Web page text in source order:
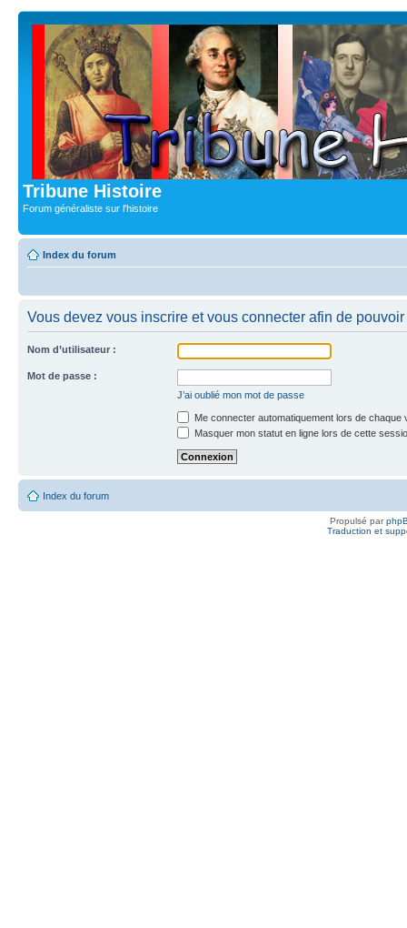
Tribune Histoire
Forum généraliste sur l'histoire
Index du forum
Vous devez vous inscrire et vous connecter afin de
Nom d’utilisateur :
Mot de passe :
J’ai oublié mon mot de passe
Me connecter automatiquement lors de chaque
Masquer mon statut en ligne lors de cette
Index du forum
Propulsé par
Traduction et